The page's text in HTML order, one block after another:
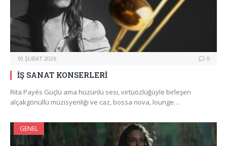
10 ŞUBAT 2026 0
İŞ SANAT KONSERLERİ
Rita Payés Güçlü ama hüzünlü sesi, virtüözlüğüyle birleşen
alçakgönüllü müzisyenliği ve caz, bossa nova, lounge…
GENEL